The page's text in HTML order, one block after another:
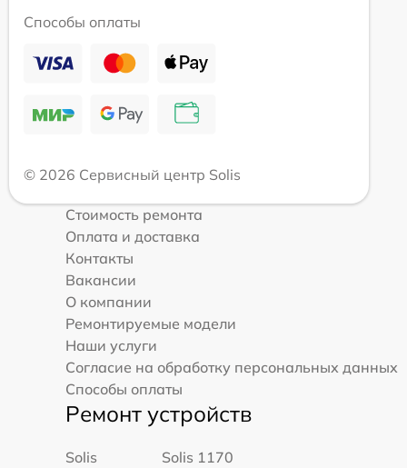
Способы оплаты
© 2026 Сервисный центр Solis
Стоимость ремонта
Оплата и доставка
Контакты
Вакансии
О компании
Ремонтируемые модели
Наши услуги
Согласие на обработку персональных данных
Способы оплаты
Ремонт устройств
Solis
Solis 1170